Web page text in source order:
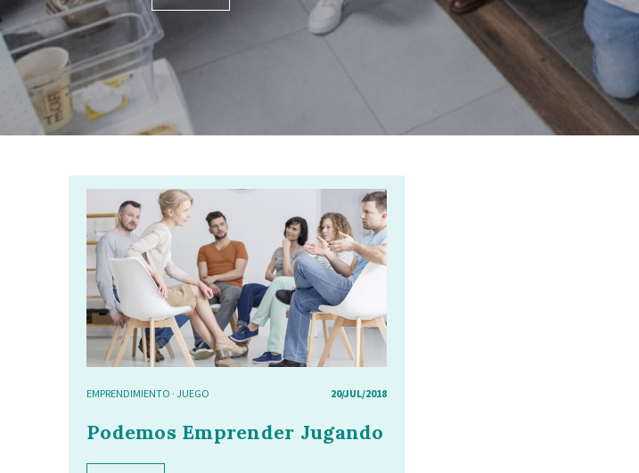
EMPRENDIMIENTO · JUEGO 20/JUL/2018
Podemos Emprender Jugando